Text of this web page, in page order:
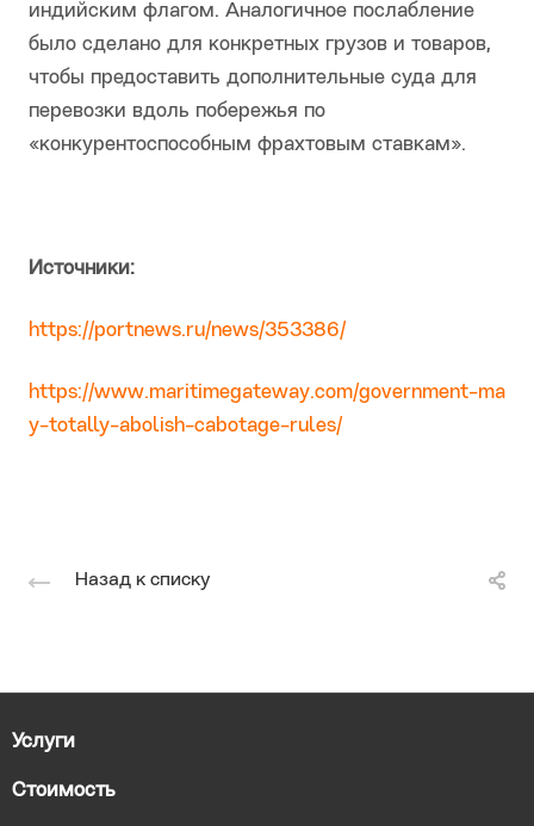
индийским флагом. Аналогичное послабление
было сделано для конкретных грузов и товаров,
чтобы предоставить дополнительные суда для
перевозки вдоль побережья по
«конкурентоспособным фрахтовым ставкам».
Источники:
https://portnews.ru/news/353386/
https://www.maritimegateway.com/government-ma
y-totally-abolish-cabotage-rules/
Назад к списку
Услуги
Стоимость